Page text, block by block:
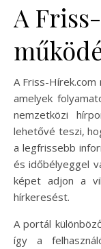
A
A Friss-
amelyek
nemzetközi
lehetővé teszi,
a legfrissebb
és időbélyeggel
képet adjon a
hírkeresést.
A portál
így a